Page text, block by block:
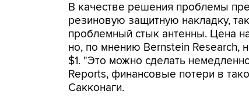
В качестве решения проблемы
резиновую защитную накладку,
проблемный стык антенны. Цена
но, по мнению Bernstein Research,
$1. "Это можно сделать
Reports, финансовые потери в
Сакконаги.